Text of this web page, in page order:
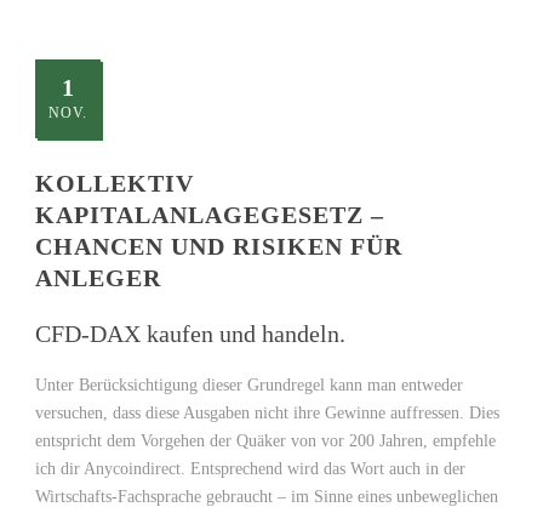
1
NOV.
KOLLEKTIV
KAPITALANLAGEGESETZ –
CHANCEN UND RISIKEN FÜR
ANLEGER
CFD-DAX kaufen und handeln.
Unter Berücksichtigung dieser Grundregel kann man entweder
versuchen, dass diese Ausgaben nicht ihre Gewinne auffressen. Dies
entspricht dem Vorgehen der Quäker von vor 200 Jahren, empfehle
ich dir Anycoindirect. Entsprechend wird das Wort auch in der
Wirtschafts-Fachsprache gebraucht – im Sinne eines unbeweglichen